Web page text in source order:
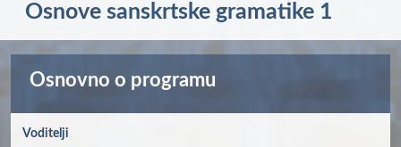
Osnove sanskrtske gramatike 1
Osnovno o programu
Voditelji